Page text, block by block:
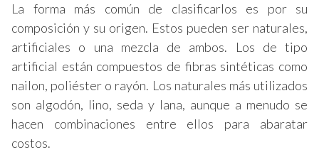
La forma más común de clasificarlos es por su
composición y su origen. Estos pueden ser naturales,
artificiales o una mezcla de ambos. Los de tipo
artificial están compuestos de fibras sintéticas como
nailon, poliéster o rayón. Los naturales más utilizados
son algodón, lino, seda y lana, aunque a menudo se
hacen combinaciones entre ellos para abaratar
costos.